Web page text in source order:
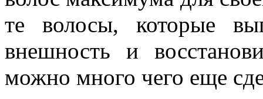
те волосы, которые
внешность и
можно много чего еще